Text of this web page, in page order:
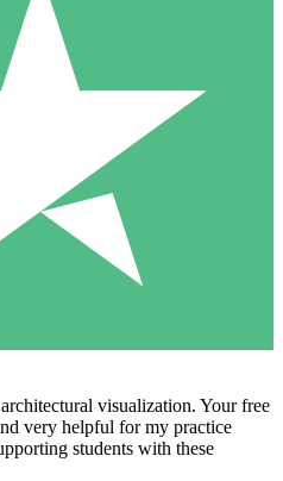
visualization. Your free
very helpful for my practice
students with these